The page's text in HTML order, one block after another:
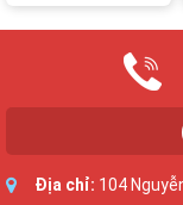
Địa chỉ: 104